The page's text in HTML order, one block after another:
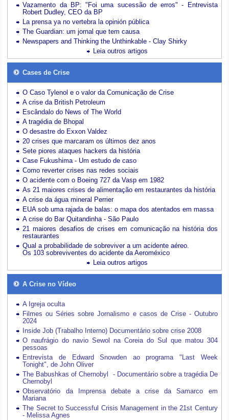
Vazamento da BP: "Foi uma sucessão de erros" - Entrevista
Robert Dudley, CEO da BP
La prensa ya no vertebra la opinión pública
The Guardian: um jornal que tem causa
Newspapers and Thinking the Unthinkable - Clay Shirky
Leia outros artigos
Cases de Crise
O Caso Tylenol e o valor da Comunicação de Crise
A crise da British Petroleum
Escândalo do News of The World
A tragédia de Bhopal
O desastre do Exxon Valdez
20 crises que marcaram os últimos dez anos
Sete piores ataques hackers da história
Case Fukushima - Um estudo de caso
Como reverter crises nas redes sociais
O acidente com o Boeing 727 da Vasp em 1982
As 21 maiores crises de alimentação em restaurantes da história
A crise da água mineral Perrier
EUA sob uma rajada de balas: o mapa dos atentados em massa
A crise do Bar Quitandinha - São Paulo
21 maiores desafios de crises em comunicação na história dos
restaurantes
Qual a probabilidade de sobreviver a um acidente aéreo.
Os 103 sobreviventes do acidente da Aeroméxico
Leia outros artigos
A Crise no Vídeo
A Igreja oculta
Filmes ou Séries sobre Jornalismo e casos de Crise - Outubro
2024
Inside Job (Trabalho Interno) Documentário sobre crise 2008
O naufrágio do navio Sewol na Coreia do Sul que matou 304
pessoas
Entrevista de Edward Snowden ao programa "Last Week
Tonight", de John Oliver
The Babushkas of Chernobyl - Documentário sobre a tragédia De
Chernobyl
Observatório da Imprensa debate a crise da Samarco em
Mariana
The Secret to Successful Crisis Management in the 21st Century
- Melissa Agnes